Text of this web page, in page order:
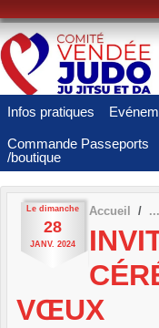
Infos pratiques
Commande Passeports
/boutique
Le dimanche
28
JANV. 2024
Accueil
VŒUX